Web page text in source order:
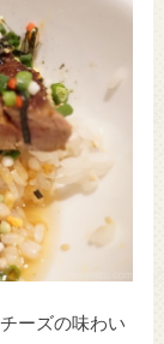
ーズの味わい